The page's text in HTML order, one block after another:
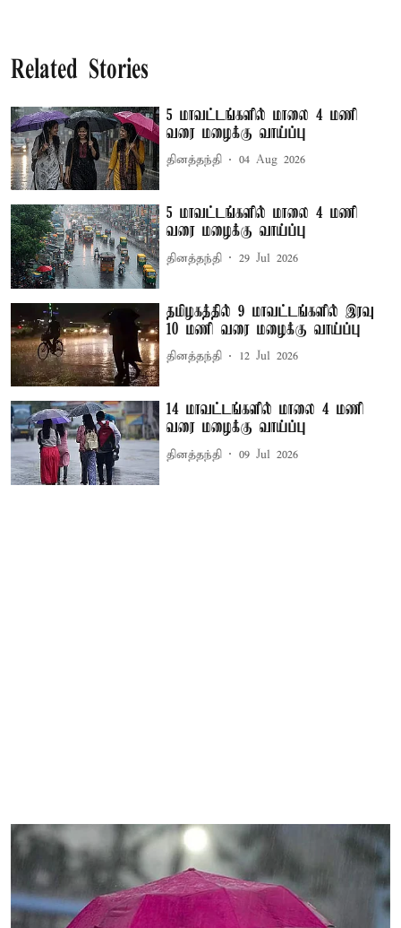
Related Stories
5 மாவட்டங்களில் மாலை 4 மணி
வரை மழைக்கு வாய்ப்பு
தினத்தந்தி 04 Aug 2026
5 மாவட்டங்களில் மாலை 4 மணி
வரை மழைக்கு வாய்ப்பு
தினத்தந்தி 29 Jul 2026
தமிழகத்தில் 9 மாவட்டங்களில் இரவு
10 மணி வரை மழைக்கு வாய்ப்பு
தினத்தந்தி 12 Jul 2026
14 மாவட்டங்களில் மாலை 4 மணி
வரை மழைக்கு வாய்ப்பு
தினத்தந்தி 09 Jul 2026